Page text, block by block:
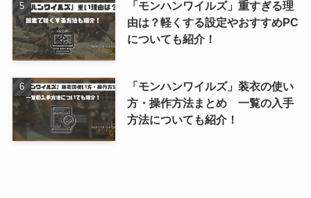
「モンハンワイルズ」重すぎる理
由は？軽くする設定やおすすめPC
についても紹介！
「モンハンワイルズ」装衣の使い
方・操作方法まとめ 一覧の入手
方法についても紹介！